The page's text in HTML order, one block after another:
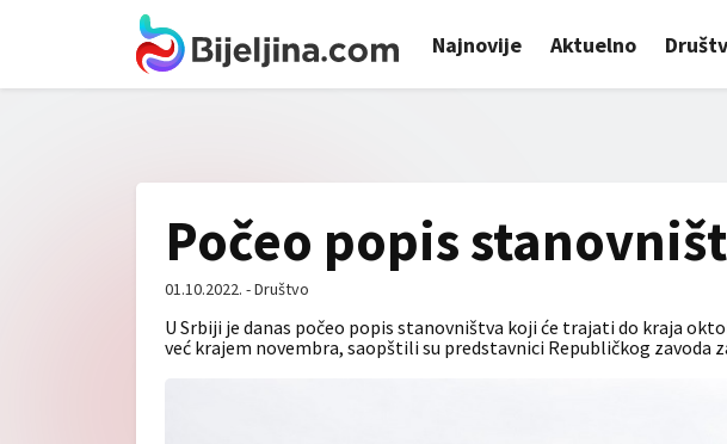
Najnovije Aktuelno
Počeo popis
01.10.2022. - Društvo
U Srbiji je danas počeo popis stanovništva koji će trajati do kraja
već krajem novembra, saopštili su predstavnici Republičkog zavoda